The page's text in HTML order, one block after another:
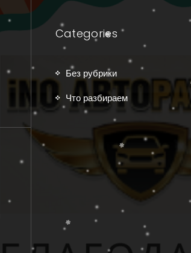
Categories
Без рубрики
Что разбираем